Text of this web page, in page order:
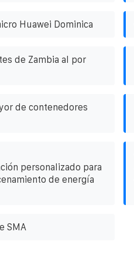
Huawei Dominica
de Zambia al por
de contenedores
personalizado para
de energía
SMA